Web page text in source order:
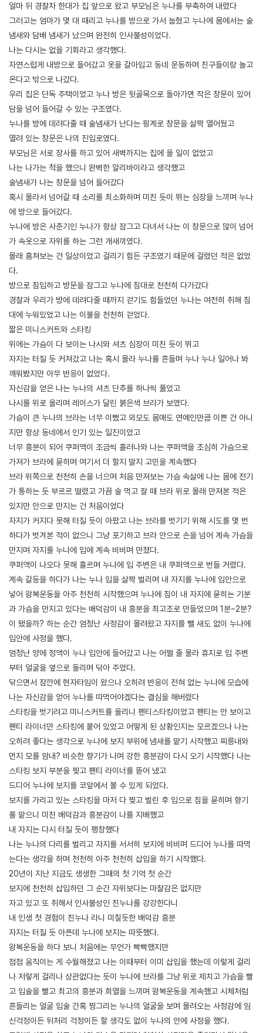
얼마 뒤 경찰차 한대가 집 앞으로 왔고 부모님은 누나를 부축하여 내렸다
그러고는 엄마가 몇 대 때리고 누나를 방으로 가서 눕혔고 누나에 몸에서는 술
냄새와 담배 냄새가 났으며 완전히 인사불성이었다.
나는 다시는 없을 기회라고 생각했다.
자연스럽게 내방으로 들어갔고 옷을 갈아입고 동네 운동하며 친구들이랑 놀고
온다고 밖으로 나갔다.
우리 집은 단독 주택이었고 누나 방은 뒷골목으로 돌아가면 작은 창문이 있어
담을 넘어 들어갈 수 있는 구조였다.
누나를 방에 데려다줄 때 술냄새가 난다는 핑계로 창문을 살짝 열어뒀고
열려 있는 창문은 나의 진입로였다.
부모님은 서로 장사를 하고 있어 새벽까지는 집에 올 일이 없었고
나는 나가는 척을 했으니 완벽한 알리바이라고 생각했고
술냄새가 나는 창문을 넘어 들어갔다
혹시 몰라서 넘어갈 때 소리를 최소화하며 미친 듯이 뛰는 심장을 느끼며 누나
에 방으로 들어갔다.
누나에 방은 사춘기인 누나가 항상 잠그고 다녀서 나는 이 창문으로 많이 넘어
가 속옷으로 자위를 하는 그런 개새끼였다.
몰래 훔쳐보는 건 일상이었고 걸리기 힘든 구조였기 때문에 걸렸던 적은 없었
다.
방으로 침입하고 방문을 잠그고 누나에 침대로 천천히 다가갔다
경찰과 우리가 방에 데려다줄 때까지 걷기도 힘들었던 누나는 여전히 취해 침
대에 누워있었고 나는 이불을 천천히 걷었다.
짧은 미니스커트와 스타킹
위에는 가슴이 다 보이는 나시와 셔츠 심장이 미친 듯이 뛰고
자지는 터질 듯 커져갔고 나는 혹시 몰라 누나를 흔들며 누나 누나 일어나 봐
깨워봤지만 아무 반응이 없었다.
자신감을 얻은 나는 누나의 셔츠 단추를 하나씩 풀었고
나시를 위로 올리며 레이스가 달린 붉은색 브라가 보였다.
가슴이 큰 누나의 브라는 너무 이뻤고 외모도 몸매도 연예인만큼 이쁜 건 아니
지만 항상 동네에서 인기 있는 일진이었고
너무 흥분이 되어 쿠퍼액이 조금씩 흘러나와 나는 쿠퍼액을 조심히 가슴으로
가져가 브라에 묻히며 여기서 더 할지 말지 고민을 계속했다
브라 위쪽으로 천천히 손을 너으며 처음 만져보는 가슴 속살에 나는 몸에 전기
가 통하는 듯 부르르 떨렸고 가끔 술 먹고 잘 때 브라 위로 몰래 만져본 적은
있지만 안으로 만지는 건 처음이었다
자지가 커지다 못해 터질 듯이 아팠고 나는 브라를 벗기기 위해 시도를 몇 번
하다가 벗겨본 적이 없으니 그냥 포기하고 브라 안으로 손을 넘어 계속 가슴을
만지며 자지를 누나에 입에 계속 비비며 만졌다.
쿠퍼액이 나오다 못해 흘르며 누나에 입 주변은 내 쿠퍼액으로 번들 거렸다.
계속 갈등을 하다가 나는 누나 입을 살짝 벌리며 내 자지를 누나에 입안으로
넣어 왕복운동을 아주 천천히 시작했으며 누나에 침이 내 자지에 묻히는 기분
과 가슴을 만지고 있다는 배덕감이 내 흥분을 최고조로 만들었으며 1분~2분?
이 됐을까? 하는 순간 엄청난 사정감이 몰려왔고 자지를 뺄 새도 없이 누나에
입안에 사정을 했다.
엄청난 양에 정액이 누나 입안에 들어갔고 나는 어쩔 줄 몰라 휴지로 입 주변
부터 얼굴을 옆으로 돌리며 닦아 주었다.
닦으면서 잠깐에 현자타임이 왔으나 오히려 반응이 전혀 없는 누나에 모습에
나는 자신감을 얻어 누나를 따먹어야겠다는 결심을 해버렸다
스타킹을 벗기려고 미니스커트를 올리니 팬티스타킹이었고 팬티는 안 보이고
팬티 라이너만 스타킹에 붙어 있었고 어떻게 된 상황인지는 모르겠으나 나는
오히려 좋다는 생각으로 누나에 보지 부위에 냄새를 맡기 시작했고 찌릉내와
먼지 모를 암내? 비슷한 향기가 나며 강한 흥분감이 다시 오기 시작했다 나는
스타킹 보지 부분을 찢고 팬티 라이너를 뜯어 냈고
드디어 누나에 보지를 코앞에서 볼 수 있게 되었다.
보지를 가리고 있는 스타킹을 마저 다 찢고 벌린 후 입으로 침을 묻히며 향기
를 맡으니 미친 배덕감과 흥분감이 나를 지배했고
내 자지는 다시 터질 듯이 팽창했다
나는 누나의 다리를 벌리고 자지를 서서히 보지에 비비며 드디어 누나를 따먹
는다는 생각을 하며 천천히 아주 천천히 삽입을 하기 시작했다.
20년이 지난 지금도 생생한 그때의 첫 기억 첫 순간
보지에 천천히 삽입하던 그 순간 자위보다는 마찰감은 없지만
자고 있고 또 취해서 인사불성인 친누나를 강강한다니
내 인생 첫 경험이 친누나 라니 미칠듯한 배덕감 흥분
자지는 터질 듯 아픈데 누나에 보지는 따뜻했다.
왕복운동을 하다 보니 처음에는 무언가 빡빡했지만
점점 움직이는 게 수월해졌고 나는 이때부터 이미 삽입을 했는데 이렇게 걸리
나 저렇게 걸리나 상관없다는 듯이 누나에 브라를 그냥 위로 제치고 가슴을 빨
고 입술을 빨고 최고의 흥분과 희열을 느끼며 왕복운동을 계속했고 시체처럼
흔들리는 얼굴 입술 간혹 찡그리는 누나의 얼굴을 보며 몰려오는 사정감에 임
신걱정이든 뒤처리 걱정이든 할 생각도 없이 누나의 안에 사정을 했다.